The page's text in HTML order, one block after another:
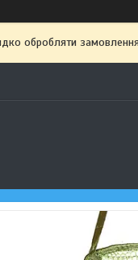
обробляти